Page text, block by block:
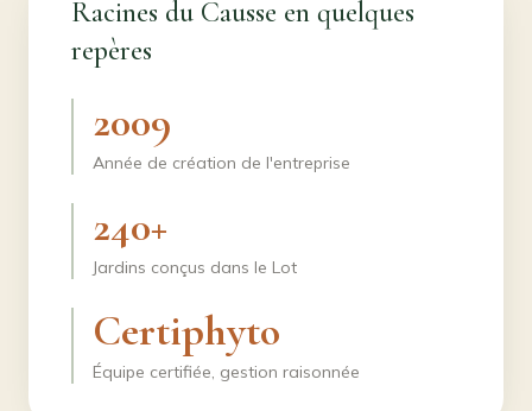
Racines du Causse en quelques
repères
2009
Année de création de l'entreprise
240+
Jardins conçus dans le Lot
Certiphyto
Équipe certifiée, gestion raisonnée